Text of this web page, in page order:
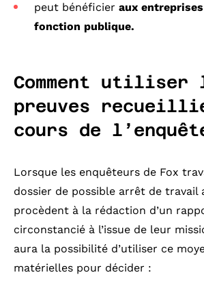
peut bénéficier aux
fonction publique.
Comment utiliser
preuves
cours de
Lorsque les enquêteurs de Fox
dossier de possible arrêt de travail
procèdent à la rédaction d’un
circonstancié à l’issue de leur
aura la possibilité d’utiliser ce
matérielles pour décider :